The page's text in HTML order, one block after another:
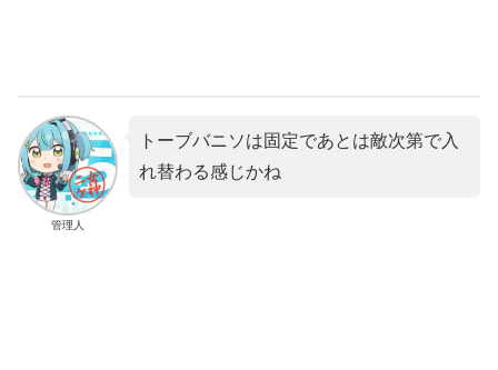
管理人
トーブバニソは固定であとは敵次第で入
れ替わる感じかね